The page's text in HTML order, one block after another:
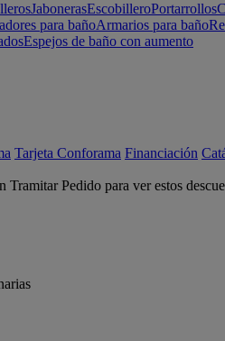
JabonerasEscobilleroPortarrollos
para bañoArmarios para baño
Espejos de baño con aumento
Tarjeta Conforama Financiación
Pedido para ver estos